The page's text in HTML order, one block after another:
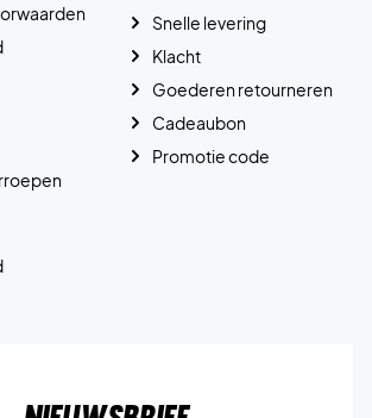
Snelle levering
Klacht
Goederen retourneren
Cadeaubon
Promotie code